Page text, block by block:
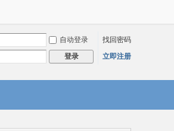
自动登录
找回密码
登录 立即注册